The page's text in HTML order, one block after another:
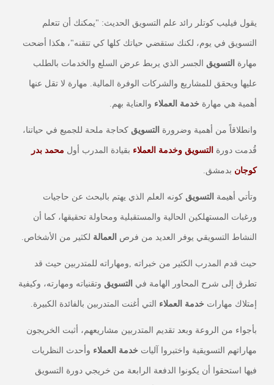
يقول فيليب كوتلر رائد علم التسويق الحديث: "يمكنك أن تتعلم
التسويق في يوم، لكنك ستقضي حياتك كلها كي تتقنه"، هكذا أضحت
مهارة التسويق الجسر الذي يربط عرض السلع والخدمات بالطلب
عليها ويحقق للمشاريع والشركات الوفرة المالية. مهارة لا تقل عنها
أهمية هي مهارة خدمة العملاء والعناية بهم.
وانطلاقاً من أهمية وضرورة التسويق كحاجة ملحة للجميع في حياتنا،
قُدمت دورة التسويق وخدمة العملاء بقيادة المدرب أول محمد بدر
كوجان بدمشق.
وتأتي أهيمة التسويق كونه العلم الذي يهتم بالبحث عن حاجيات
ورغبات المستهلكين الحالية والمستقبلية ومحاولة تحقيقها، كما أن
النشاط التسويقي يوفر العديد من فرص العمالة لكثير من الأشخاص.
حيث قدم المدرب الكثير من خبراته ,ومهاراته للمتدربين حيث قد
تطرق إلى شرح المحاور الهامة في التسويق وتقنياته ومهارته، وكيفية
إمتلاك مهارات خدمة العملاء التي أغنت المتدربين بالفائدة الكبيرة.
بأجواء من الروعة وبعد تقديم المتدربين مشاريعهم، أثبت الخريجون
مهاراتهم التسويقية واختبروا آليات خدمة العملاء وأحدث النظريات
فيها استحقوا أن يكونوا الدفعة الرابعة من خريجي دورة التسويق